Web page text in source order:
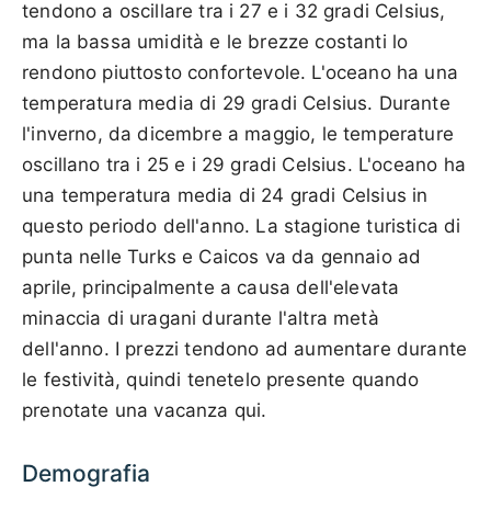
tendono a oscillare tra i 27 e i 32 gradi Celsius,
ma la bassa umidità e le brezze costanti lo
rendono piuttosto confortevole. L'oceano ha una
temperatura media di 29 gradi Celsius. Durante
l'inverno, da dicembre a maggio, le temperature
oscillano tra i 25 e i 29 gradi Celsius. L'oceano ha
una temperatura media di 24 gradi Celsius in
questo periodo dell'anno. La stagione turistica di
punta nelle Turks e Caicos va da gennaio ad
aprile, principalmente a causa dell'elevata
minaccia di uragani durante l'altra metà
dell'anno. I prezzi tendono ad aumentare durante
le festività, quindi tenetelo presente quando
prenotate una vacanza qui.
Demografia